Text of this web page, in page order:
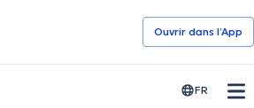
Ouvrir dans l’App
FR